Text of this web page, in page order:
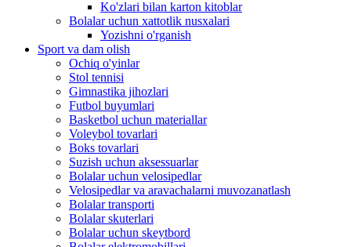
Ko'zlari bilan karton kitoblar
Bolalar uchun xattotlik nusxalari
Yozishni o'rganish
Sport va dam olish
Ochiq o'yinlar
Stol tennisi
Gimnastika jihozlari
Futbol buyumlari
Basketbol uchun materiallar
Voleybol tovarlari
Boks tovarlari
Suzish uchun aksessuarlar
Bolalar uchun velosipedlar
Velosipedlar va aravachalarni muvozanatlash
Bolalar transporti
Bolalar skuterlari
Bolalar uchun skeytbord